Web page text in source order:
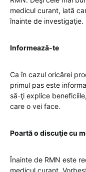
medicul curant, iată
înainte de investigaţie.
Informează-te
Ca în cazul oricărei
primul pas este
să-ţi explice
care o vei face.
Poartă o discuţie cu
Înainte de RMN este
medicul curant.